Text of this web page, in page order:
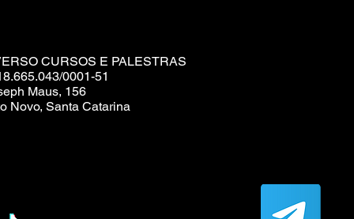
CURSOS E PALESTRAS
0001-51
Maus, 156
Novo, Santa Catarina